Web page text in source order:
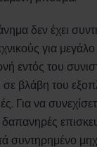
δεν έχει
για
εντός του
βλάβη του
Για να
συντηρημένο